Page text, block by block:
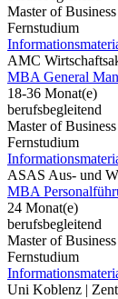
Master of
Fernstudium
AMC
MBA General
18-36 Monat(e)
berufsbegleitend
Master of
Fernstudium
ASAS Aus- und
MBA
24 Monat(e)
berufsbegleitend
Master of
Fernstudium
Uni Koblenz |